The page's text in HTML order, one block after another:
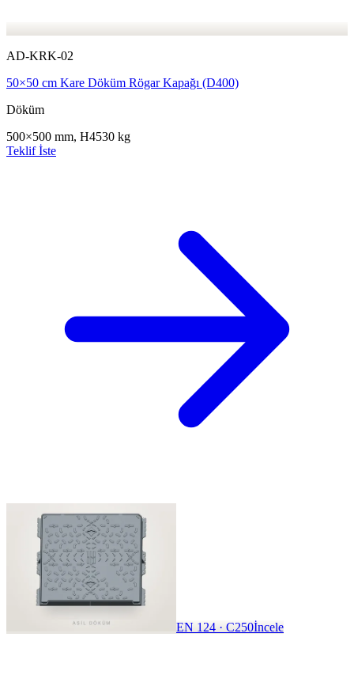
AD-KRK-02
50×50 cm Kare Döküm Rögar Kapağı (D400)
Döküm
500×500 mm, H4530 kg
Teklif İste
EN 124 · C250İncele